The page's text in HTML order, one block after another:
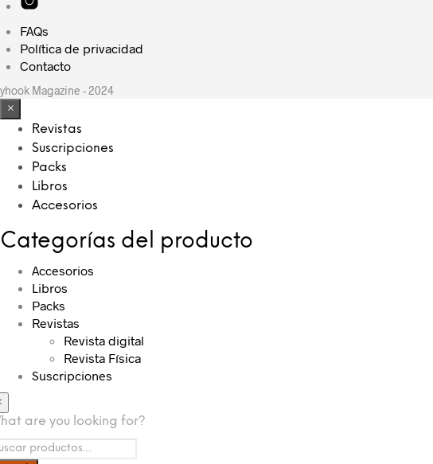
FAQs
Política de privacidad
Contacto
Magazine - 2024
×
Revistas
Suscripciones
Packs
Libros
Accesorios
Categorías del producto
Accesorios
Libros
Packs
Revistas
Revista digital
Revista Física
Suscripciones
are you looking for?